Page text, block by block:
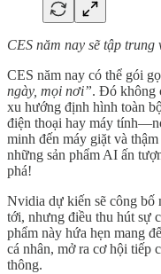
CES năm nay sẽ tập
CES năm nay có thể gói
ngày, mọi nơi”. Đó không
xu hướng định hình toàn
điện thoại hay máy
minh đến máy giặt và
những sản phẩm AI ấn
phá!
Nvidia dự kiến sẽ công bố
tới, nhưng điều thu hút sự
phẩm này hứa hẹn mang
cá nhân, mở ra cơ hội tiếp
thông.